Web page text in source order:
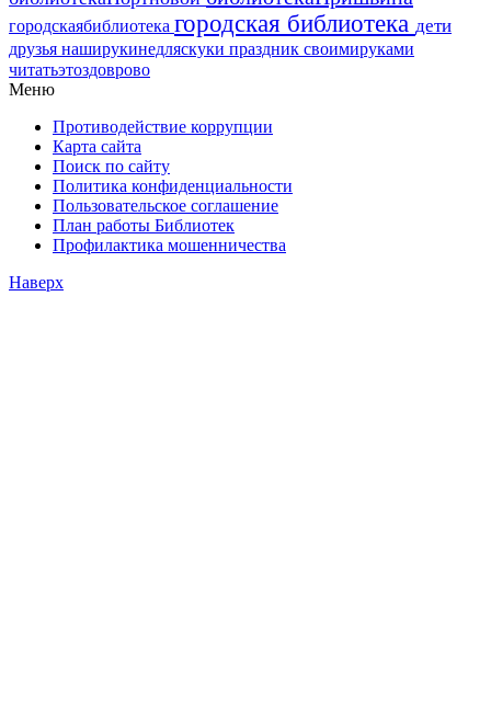
городскаябиблиотека городская библиотека дети
друзья наширукинедляскуки праздник своимируками
читатьэтоздоврово
Меню
Противодействие коррупции
Карта сайта
Поиск по сайту
Политика конфиденциальности
Пользовательское соглашение
План работы Библиотек
Профилактика мошенничества
Наверх